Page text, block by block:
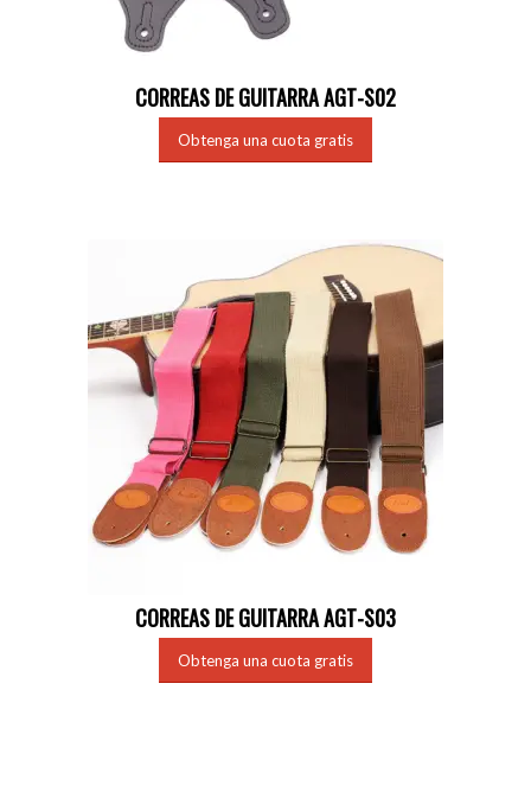
CORREAS DE GUITARRA AGT-S02
Obtenga una cuota gratis
CORREAS DE GUITARRA AGT-S03
Obtenga una cuota gratis